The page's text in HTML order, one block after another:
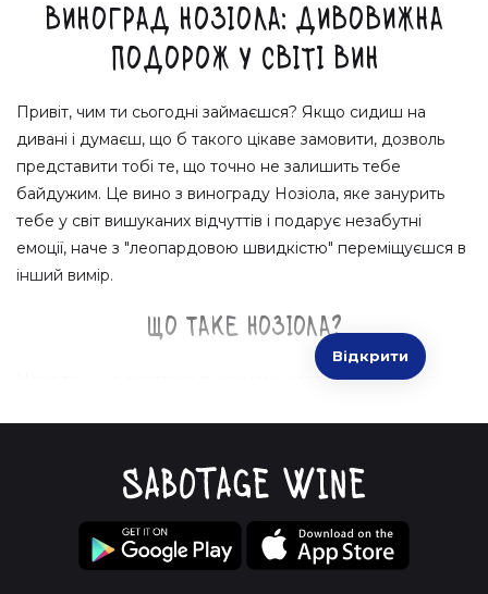
Виноград Нозіола: Дивовижна
подорож у світі вин
Привіт, чим ти сьогодні займаєшся? Якщо сидиш на
дивані і думаєш, що б такого цікаве замовити, дозволь
представити тобі те, що точно не залишить тебе
байдужим. Це вино з винограду Нозіола, яке занурить
тебе у світ вишуканих відчуттів і подарує незабутні
емоції, наче з "леопардовою швидкістю" переміщуєшся в
інший вимір.
Що таке Нозіола?
Нозіола — це екзотика в кожному ковтку! Це рідкісна
та трохи горіхів, як у справжній симфонії смаків. Щось на
Відкрити